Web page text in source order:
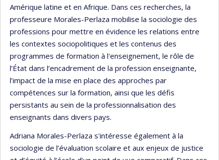
Amérique latine et en Afrique. Dans ces recherches, la
professeure Morales-Perlaza mobilise la sociologie des
professions pour mettre en évidence les relations entre
les contextes sociopolitiques et les contenus des
programmes de formation à l'enseignement, le rôle de
l’État dans l’encadrement de la profession enseignante,
l’impact de la mise en place des approches par
compétences sur la formation, ainsi que les défis
persistants au sein de la professionnalisation des
enseignants dans divers pays.
Adriana Morales-Perlaza s'intéresse également à la
sociologie de l’évaluation scolaire et aux enjeux de justice